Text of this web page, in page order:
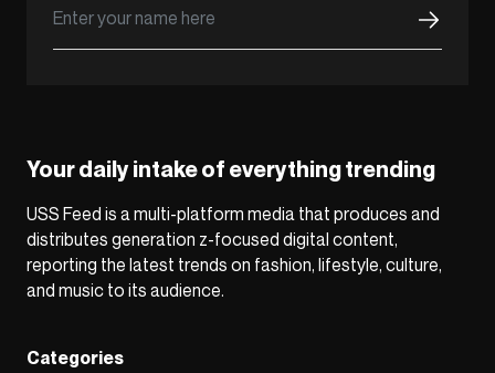
Your daily intake of everything trending
USS Feed is a multi-platform media that produces and
distributes generation z-focused digital content,
reporting the latest trends on fashion, lifestyle, culture,
and music to its audience.
Categories